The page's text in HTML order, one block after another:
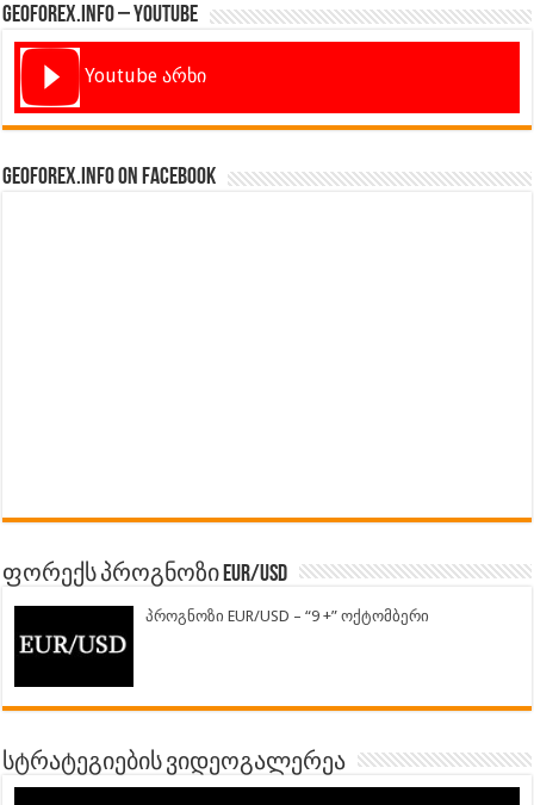
GeoForex.info – Youtube
Youtube არხი
GeoForex.info on Facebook
ფორექს პროგნოზი EUR/USD
პროგნოზი EUR/USD – “9 +” ოქტომბერი
სტრატეგიების ვიდეოგალერეა